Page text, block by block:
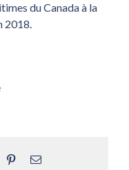
du Canada à la
2018.
PinterestEmail